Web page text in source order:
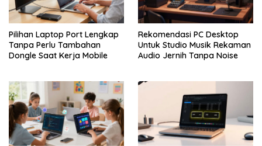
Pilihan Laptop Port Lengkap
Tanpa Perlu Tambahan
Dongle Saat Kerja Mobile
Rekomendasi PC Desktop
Untuk Studio Musik Rekaman
Audio Jernih Tanpa Noise